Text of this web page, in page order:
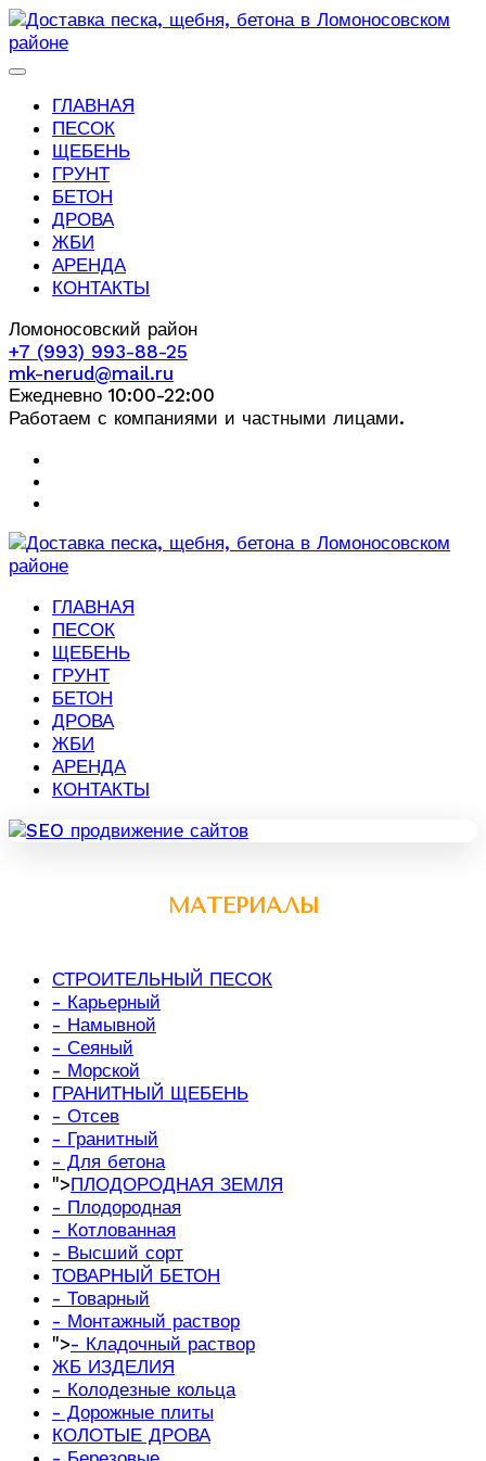
ГЛАВНАЯ
ПЕСОК
ЩЕБЕНЬ
ГРУНТ
БЕТОН
ДРОВА
ЖБИ
АРЕНДА
КОНТАКТЫ
Ломоносовский район
+7 (993) 993-88-25
mk-nerud@mail.ru
Ежедневно 10:00-22:00
Работаем с компаниями и частными лицами.
ГЛАВНАЯ
ПЕСОК
ЩЕБЕНЬ
ГРУНТ
БЕТОН
ДРОВА
ЖБИ
АРЕНДА
КОНТАКТЫ
МАТЕРИАЛЫ
СТРОИТЕЛЬНЫЙ ПЕСОК
- Карьерный
- Намывной
- Сеяный
- Морской
ГРАНИТНЫЙ ЩЕБЕНЬ
- Отсев
- Гранитный
- Для бетона
">ПЛОДОРОДНАЯ ЗЕМЛЯ
- Плодородная
- Котлованная
- Высший сорт
ТОВАРНЫЙ БЕТОН
- Товарный
- Монтажный раствор
">- Кладочный раствор
ЖБ ИЗДЕЛИЯ
- Колодезные кольца
- Дорожные плиты
КОЛОТЫЕ ДРОВА